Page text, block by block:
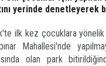
yerinde denetleyerek
ilk kez çocuklara yönelik
Mahallesi'nde
olan park